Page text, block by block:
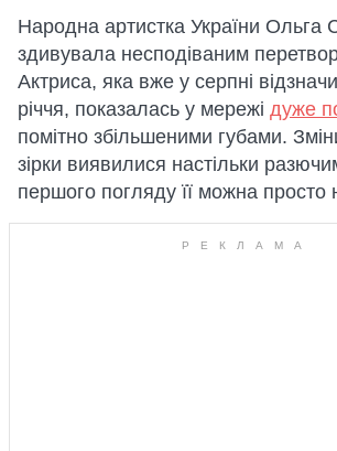
Народна артистка України Ольга
здивувала несподіваним
Актриса, яка вже у серпні
річчя, показалась у мережі дуже
помітно збільшеними губами.
зірки виявилися настільки
першого погляду її можна просто